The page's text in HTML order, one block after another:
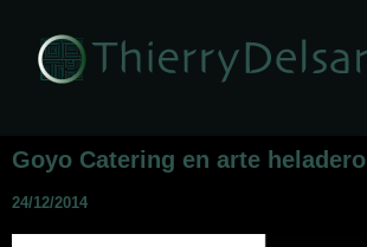
Goyo Catering en arte heladero
24/12/2014